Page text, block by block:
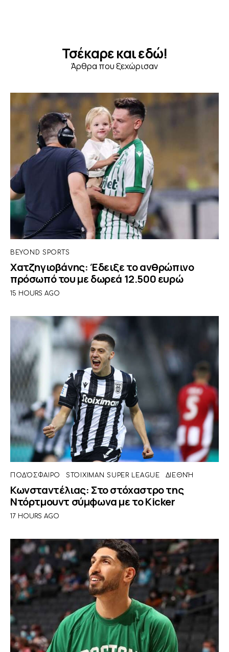
Τσέκαρε και εδώ!
Άρθρα που ξεχώρισαν
BEYOND SPORTS
Χατζηγιοβάνης: Έδειξε το ανθρώπινο
πρόσωπό του με δωρεά 12.500 ευρώ
15 HOURS AGO
ΠΟΔΌΣΦΑΙΡΟ STOIXIMAN SUPER LEAGUE ΔΙΕΘΝΉ
Κωνσταντέλιας: Στο στόχαστρο της
Ντόρτμουντ σύμφωνα με το Kicker
17 HOURS AGO